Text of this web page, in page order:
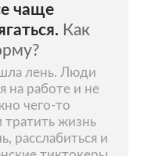
чаще
Как
лень. Люди
на работе и не
чего-то
тратить жизнь
расслабиться и